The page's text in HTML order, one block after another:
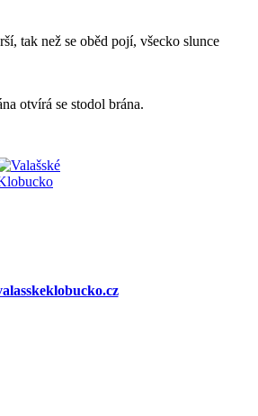
tak než se oběd pojí, všecko slunce
otvírá se stodol brána.